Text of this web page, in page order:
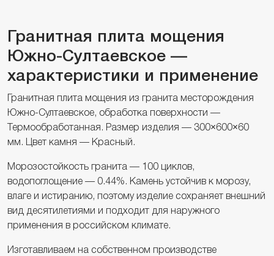
Гранитная плита мощения
Южно-Султаевское —
характеристики и применение
Гранитная плита мощения из гранита месторождения
Южно-Султаевское, обработка поверхности —
Термообработанная. Размер изделия — 300×600×60
мм. Цвет камня — Красный.
Морозостойкость гранита — 100 циклов,
водопоглощение — 0.44%. Камень устойчив к морозу,
влаге и истиранию, поэтому изделие сохраняет внешний
вид десятилетиями и подходит для наружного
применения в российском климате.
Изготавливаем на собственном производстве